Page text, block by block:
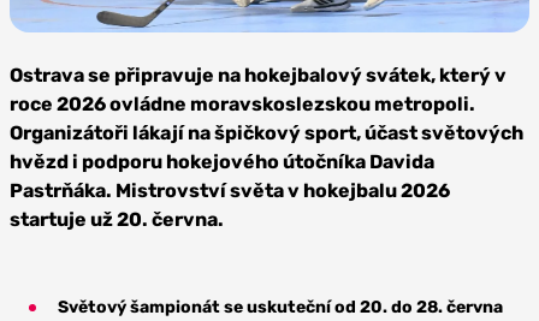
Profimedia
Ostrava se připravuje na hokejbalový svátek, který v
roce 2026 ovládne moravskoslezskou metropoli.
Organizátoři lákají na špičkový sport, účast světových
hvězd i podporu hokejového útočníka Davida
Pastrňáka. Mistrovství světa v hokejbalu 2026
startuje už 20. června.
Světový šampionát se uskuteční od 20. do 28. června